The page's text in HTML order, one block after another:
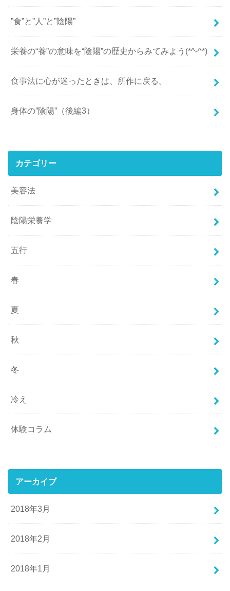
”食”と”人”と”陰陽”
栄養の“養”の意味を“陰陽”の歴史からみてみよう(*^-^*)
食事法に心が迷ったときは、所作に戻る。
身体の”陰陽”（後編3）
カテゴリー
美容法
陰陽栄養学
五行
春
夏
秋
冬
冷え
体験コラム
アーカイブ
2018年3月
2018年2月
2018年1月